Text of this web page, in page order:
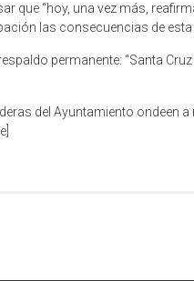
que “hoy, una vez más,
las consecuencias de esta
permanente: “Santa Cruz
del Ayuntamiento ondeen